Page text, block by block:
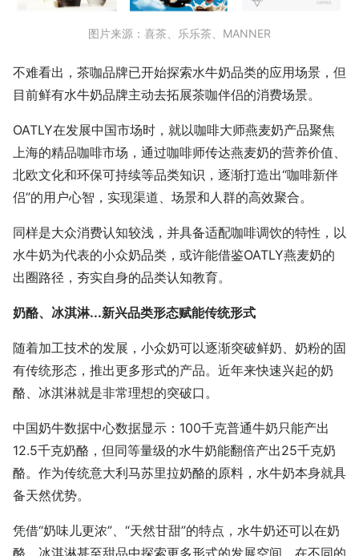
图片来源：喜茶、乐乐茶、MANNER
不难看出，茶咖品牌已开始探索水牛奶品类的应用场景，但
目前鲜有水牛奶品牌主动去拓展茶咖伴侣的消费场景。
OATLY在发展中国市场时，就以咖啡大师燕麦奶产品聚焦
上海的精品咖啡市场，通过咖啡师传达燕麦奶的营养价值、
北欧文化和环保可持续等品类知识，逐渐打造出“咖啡新伴
侣”的用户心智，实现渠道、场景和人群的高效聚合。
同样是大众消费认知较浅，并具备适配咖啡调饮的特性，以
水牛奶为代表的小众奶品类，或许能借鉴OATLY燕麦奶的
出圈路径，夯实自身的品类认知教育。
奶酪、冰淇淋...新兴品类形态赋能传统形式
随着加工技术的发展，小众奶可以逐渐突破鲜奶、奶粉的固
有传统形态，推出更多形式的产品。近年来快速兴起的奶
酪、冰淇淋就是非常理想的突破口。
中国奶牛数据中心数据显示：100千克普通牛奶只能产出
12.5千克奶酪，但同等量级的水牛奶能翻倍产出25千克奶
酪。作为传统意大利马苏里拉奶酪的原料，水牛奶本身就具
备天然优势。
凭借“奶味儿更浓”、“天然甘甜”的特点，水牛奶还可以在奶
酪、冰淇淋甚至甜品中探索更多形式的发展空间，在不同的